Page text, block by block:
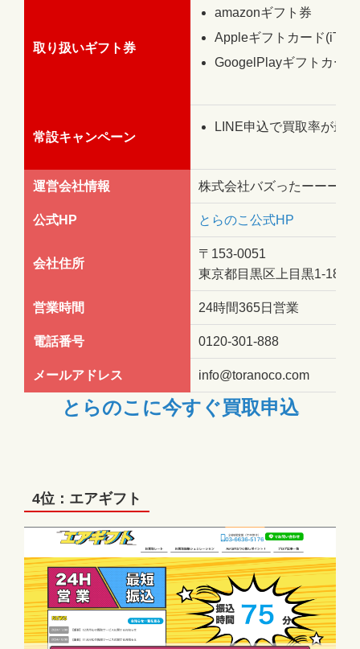
取り扱いギフト券
amazonギフト券
Appleギフトカード
GoogelPlayギフトカード
常設キャンペーン
LINE申込で買取率が最
運営会社情報 株式会社バズったーーー
公式HP とらのこ公式HP
会社住所
〒153-0051
東京都目黒区上目黒1-18-11
営業時間 24時間365日営業
電話番号 0120-301-888
メールアドレス info@toranoco.com
とらのこに今すぐ買取申込
4位：エアギフト